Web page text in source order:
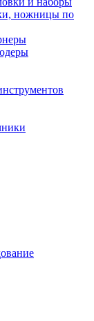
ножницы по